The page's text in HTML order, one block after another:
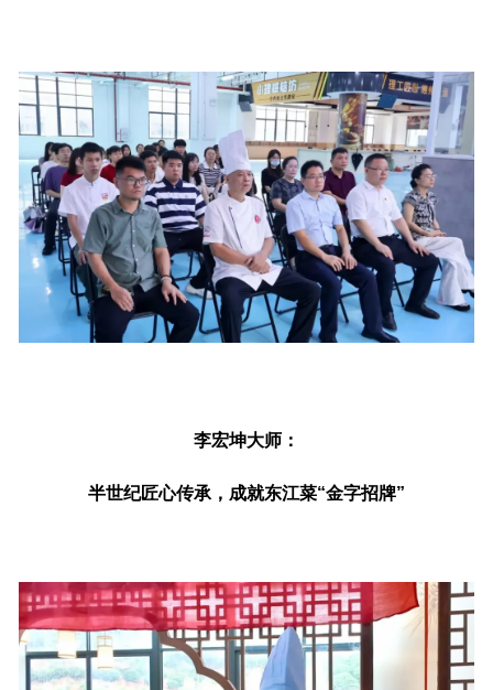
李宏坤大师：
半世纪匠心传承，成就东江菜“金字招牌”